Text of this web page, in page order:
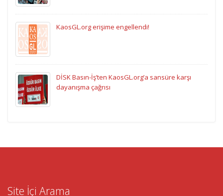
KaosGL.org erişime engellendi!
DİSK Basın-İş’ten KaosGL.org’a sansüre karşı
dayanışma çağrısı
Site İçi Arama